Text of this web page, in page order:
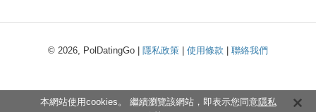
© 2026, PolDatingGo | 隱私政策 使用條款 聯絡我們
本網站使用cookies。 繼續瀏覽該網站，即表示您同意隱私